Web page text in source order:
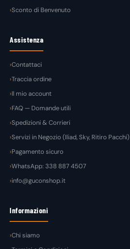
Sconto di Benvenuto
Assistenza
Contattaci
Traccia ordine
Il mio account
FAQ — Domande utili
Spedizioni & Corrieri
Servizi in Negozio (Iliad, Sky, Ritiro Pacchi)
Pagamento sicuro
WhatsApp: 338 887 4507
info@guconshop.it
Informazioni
Chi siamo